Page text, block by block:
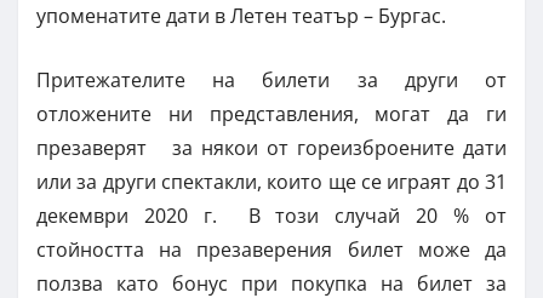
упоменатите дати в Летен театър – Бургас.
Притежателите на билети за други от
отложените ни представления, могат да ги
презаверят за някои от гореизброените дати
или за други спектакли, които ще се играят до 31
декември 2020 г. В този случай 20 % от
стойността на презаверения билет може да
ползва като бонус при покупка на билет за